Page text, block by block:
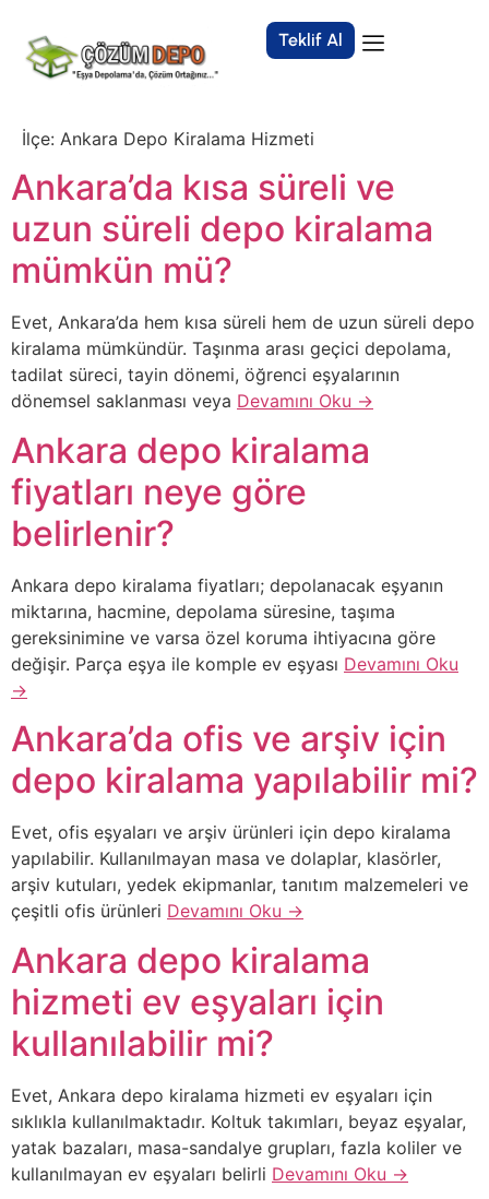
Teklif Al
İlçe: Ankara Depo Kiralama Hizmeti
Ankara’da kısa süreli ve
uzun süreli depo kiralama
mümkün mü?
Evet, Ankara’da hem kısa süreli hem de uzun süreli depo
kiralama mümkündür. Taşınma arası geçici depolama,
tadilat süreci, tayin dönemi, öğrenci eşyalarının
dönemsel saklanması veya Devamını Oku →
Ankara depo kiralama
fiyatları neye göre
belirlenir?
Ankara depo kiralama fiyatları; depolanacak eşyanın
miktarına, hacmine, depolama süresine, taşıma
gereksinimine ve varsa özel koruma ihtiyacına göre
değişir. Parça eşya ile komple ev eşyası Devamını Oku
→
Ankara’da ofis ve arşiv için
depo kiralama yapılabilir mi?
Evet, ofis eşyaları ve arşiv ürünleri için depo kiralama
yapılabilir. Kullanılmayan masa ve dolaplar, klasörler,
arşiv kutuları, yedek ekipmanlar, tanıtım malzemeleri ve
çeşitli ofis ürünleri Devamını Oku →
Ankara depo kiralama
hizmeti ev eşyaları için
kullanılabilir mi?
Evet, Ankara depo kiralama hizmeti ev eşyaları için
sıklıkla kullanılmaktadır. Koltuk takımları, beyaz eşyalar,
yatak bazaları, masa-sandalye grupları, fazla koliler ve
kullanılmayan ev eşyaları belirli Devamını Oku →